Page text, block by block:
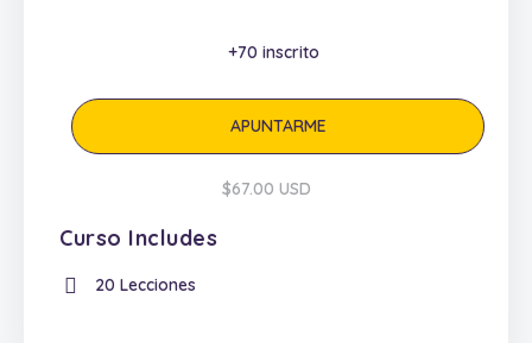
+70 inscrito
APUNTARME
$67.00 USD
Curso Includes
20 Lecciones